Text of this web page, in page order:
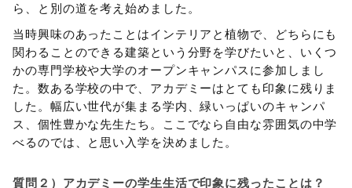
ら、と別の道を考え始めました。
当時興味のあったことはインテリアと植物で、どちらにも
関わることのできる建築という分野を学びたいと、いくつ
かの専門学校や大学のオープンキャンパスに参加しまし
た。数ある学校の中で、アカデミーはとても印象に残りま
した。幅広い世代が集まる学内、緑いっぱいのキャンパ
ス、個性豊かな先生たち。ここでなら自由な雰囲気の中学
べるのでは、と思い入学を決めました。
質問２）アカデミーの学生生活で印象に残ったことは？